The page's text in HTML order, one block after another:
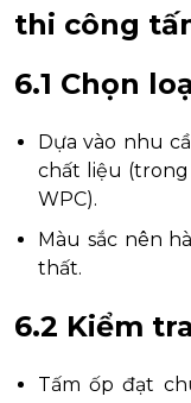
thi công
6.1 Chọn
Dựa vào nhu
chất liệu (trong
WPC).
Màu sắc nên
thất.
6.2 Kiểm
Tấm ốp đạt